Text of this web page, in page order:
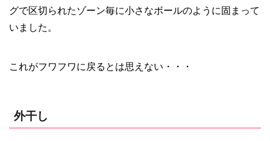
グで区切られたゾーン毎に小さなボールのように固まって
いました。
これがフワフワに戻るとは思えない・・・
外干し